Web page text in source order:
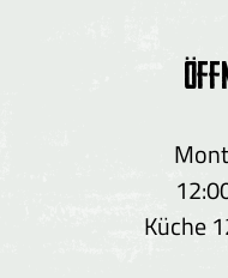
Küche